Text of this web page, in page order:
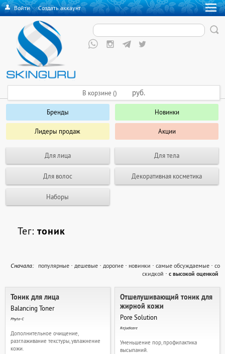
Войти·Создать аккаунт
Бренды Новинки
Лидеры продаж Акции
Для лица Для тела
Для волос Декоративная косметика
Наборы
В корзине () руб.
Тег: тоник
Cначала: популярные · дешевые · дорогие · новинки · самые обсуждаемые · со
скидкой · с высокой оценкой
Тоник для лица
Balancing Toner
Phyto-C
Дополнительное очищение,
разглаживание текстуры, увлажнение
кожи.
Отшелушивающий тоник для
жирной кожи
Pore Solution
Rejudicare
Уменьшение пор, профилактика
высыпаний.